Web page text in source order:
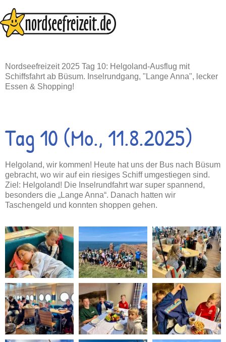
Inhalt
springen
Nordseefreizeit 2025 Tag 10: Helgoland-Ausflug mit
Schiffsfahrt ab Büsum. Inselrundgang, "Lange Anna", lecker
Essen & Shopping!
Tag 10 (Mo., 11.8.2025)
Helgoland, wir kommen! Heute hat uns der Bus nach Büsum
gebracht, wo wir auf ein riesiges Schiff umgestiegen sind.
Ziel: Helgoland! Die Inselrundfahrt war super spannend,
besonders die „Lange Anna“. Danach hatten wir
Taschengeld und konnten shoppen gehen.